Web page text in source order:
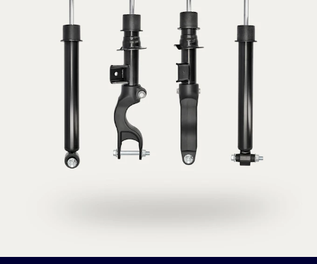
komplety osłon przeciwpyłowych. Całościowe
rozwiązanie do naprawy!